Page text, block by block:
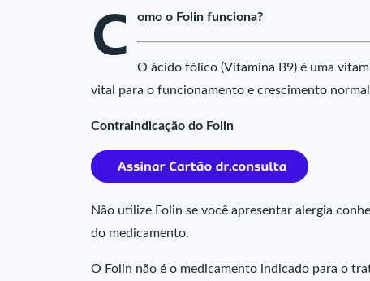
C omo o Folin funciona?
O ácido fólico (Vitamina B9) é uma
vital para o funcionamento e crescimento
Contraindicação do Folin
Não utilize Folin se você apresentar alergia
do medicamento.
O Folin não é o medicamento indicado para o